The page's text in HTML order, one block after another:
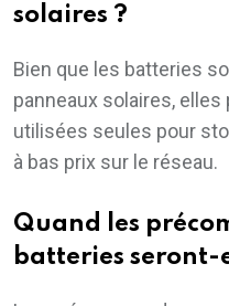
solaires ?
Bien que les batteries
panneaux solaires,
utilisées seules pour
à bas prix sur le réseau.
Quand les
batteries seront-